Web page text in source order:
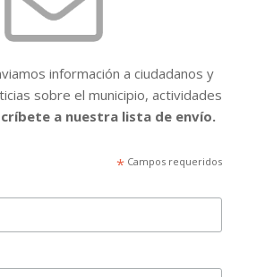
información a ciudadanos y
sobre el municipio, actividades
a nuestra lista de envío.
* Campos requeridos